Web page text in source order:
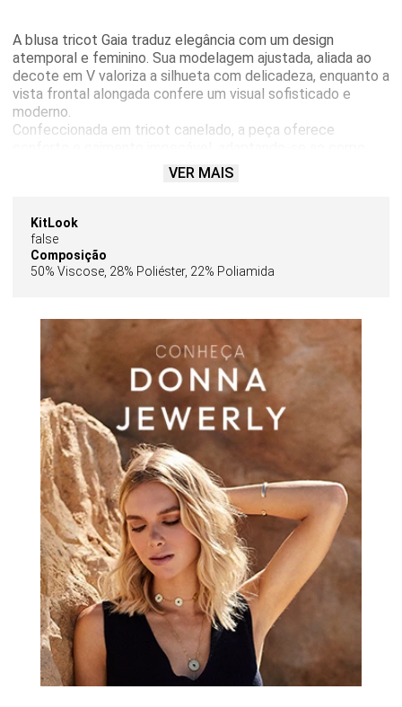
A blusa tricot Gaia traduz elegância com um design
atemporal e feminino. Sua modelagem ajustada, aliada ao
decote em V valoriza a silhueta com delicadeza, enquanto a
vista frontal alongada confere um visual sofisticado e
moderno.
Confeccionada em tricot canelado, a peça oferece
com suavidade. Os botões metálicos personalizados
aplicados ao longo da vista são o destaque do modelo,
Versátil e elegante, a blusa Gaia é ideal para composições
que transitam do dia à noite. Combine com peças de
alfaiataria para um look mais polido ou com jeans para uma
proposta contemporânea e descomplicada.
VER MAIS
KitLook
false
Composição
50% Viscose, 28% Poliéster, 22% Poliamida